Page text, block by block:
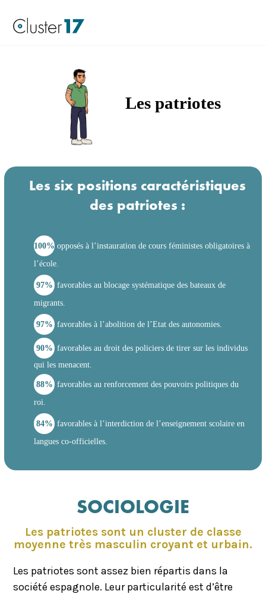
Les patriotes
Les six positions caractéristiques
des patriotes :
100% opposés à l’instauration de cours féministes obligatoires à
l’école.
97% favorables au blocage systématique des bateaux de
migrants.
97% favorables à l’abolition de l’Etat des autonomies.
90% favorables au droit des policiers de tirer sur les individus
qui les menacent.
88% favorables au renforcement des pouvoirs politiques du
roi.
84% favorables à l’interdiction de l’enseignement scolaire en
langues co-officielles.
SOCIOLOGIE
Les patriotes sont un cluster de classe
moyenne très masculin croyant et urbain.
Les patriotes sont assez bien répartis dans la
société espagnole. Leur particularité est d’être